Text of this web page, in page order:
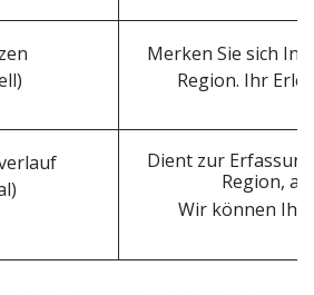
Merken Sie sich
Region. Ihr
Dient zur
Region,
Wir können